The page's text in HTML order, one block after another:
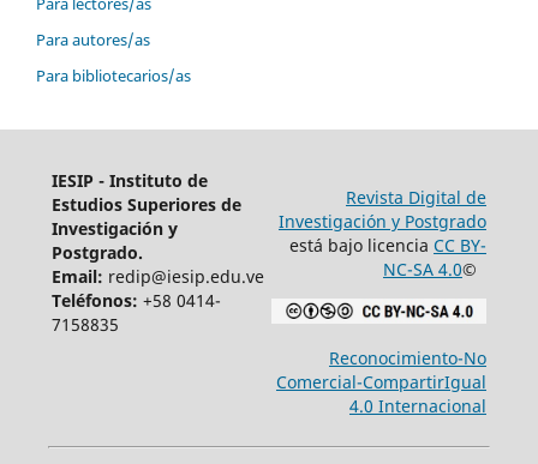
Para autores/as
Para bibliotecarios/as
IESIP - Instituto de
Estudios Superiores de
Investigación y
Postgrado.
Email: redip@iesip.edu.ve
Teléfonos: +58 0414-
7158835
Revista Digital de
Investigación y Postgrado
está bajo licencia CC BY-
NC-SA 4.0©
Reconocimiento-No
Comercial-CompartirIgual
4.0 Internacional